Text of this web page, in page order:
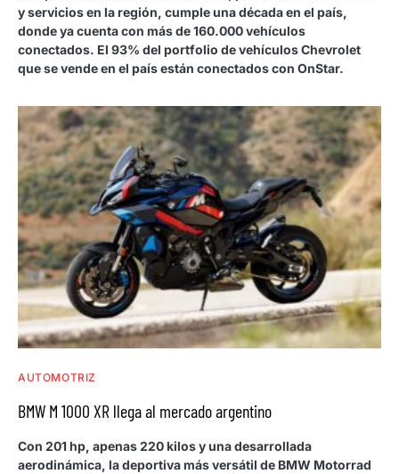
y servicios en la región, cumple una década en el país,
donde ya cuenta con más de 160.000 vehículos
conectados. El 93% del portfolio de vehículos Chevrolet
que se vende en el país están conectados con OnStar.
AUTOMOTRIZ
BMW M 1000 XR llega al mercado argentino
Con 201 hp, apenas 220 kilos y una desarrollada
aerodinámica, la deportiva más versátil de BMW Motorrad